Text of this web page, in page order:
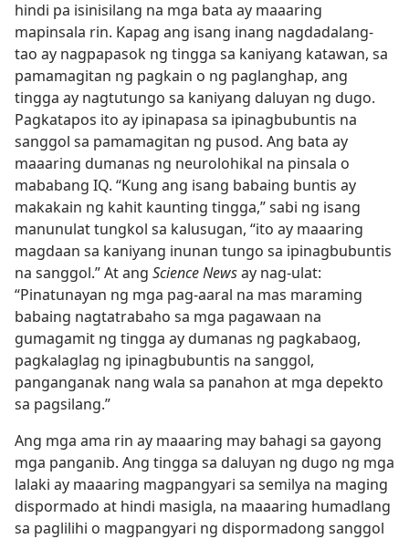
hindi pa isinisilang na mga bata ay maaaring
mapinsala rin. Kapag ang isang inang nagdadalang-
tao ay nagpapasok ng tingga sa kaniyang katawan, sa
pamamagitan ng pagkain o ng paglanghap, ang
tingga ay nagtutungo sa kaniyang daluyan ng dugo.
Pagkatapos ito ay ipinapasa sa ipinagbubuntis na
sanggol sa pamamagitan ng pusod. Ang bata ay
maaaring dumanas ng neurolohikal na pinsala o
mababang IQ. “Kung ang isang babaing buntis ay
makakain ng kahit kaunting tingga,” sabi ng isang
manunulat tungkol sa kalusugan, “ito ay maaaring
magdaan sa kaniyang inunan tungo sa ipinagbubuntis
na sanggol.” At ang Science Newsay nag-ulat:
“Pinatunayan ng mga pag-aaral na mas maraming
babaing nagtatrabaho sa mga pagawaan na
gumagamit ng tingga ay dumanas ng pagkabaog,
pagkalaglag ng ipinagbubuntis na sanggol,
panganganak nang wala sa panahon at mga depekto
sa pagsilang.”
Ang mga ama rin ay maaaring may bahagi sa gayong
mga panganib. Ang tingga sa daluyan ng dugo ng mga
lalaki ay maaaring magpangyari sa semilya na maging
dispormado at hindi masigla, na maaaring humadlang
sa paglilihi o magpangyari ng dispormadong sanggol